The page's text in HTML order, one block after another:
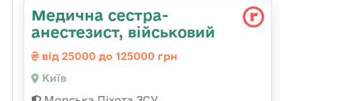
Медична сестpа-
анестезист, військовий
від 25000 до 125000 грн
Київ